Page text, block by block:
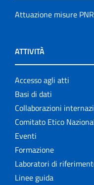
Attuazione misure
ATTIVITÀ
Accesso agli atti
Basi di dati
Collaborazioni
Comitato Etico
Eventi
Formazione
Laboratori di
Linee guida